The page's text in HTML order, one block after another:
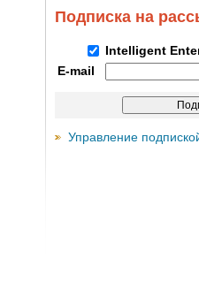
Подписка на
Intelligent
E-mail
Управление